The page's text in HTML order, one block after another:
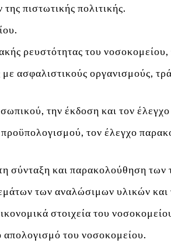
πιστωτικής πολιτικής.
ρευστότητας του
ασφαλιστικούς οργανισμούς,
την έκδοση και τον
τον έλεγχο
σύνταξη και παρακολούθηση
των αναλώσιμων υλικών
στοιχεία του
απολογισμό του νοσοκομείου.